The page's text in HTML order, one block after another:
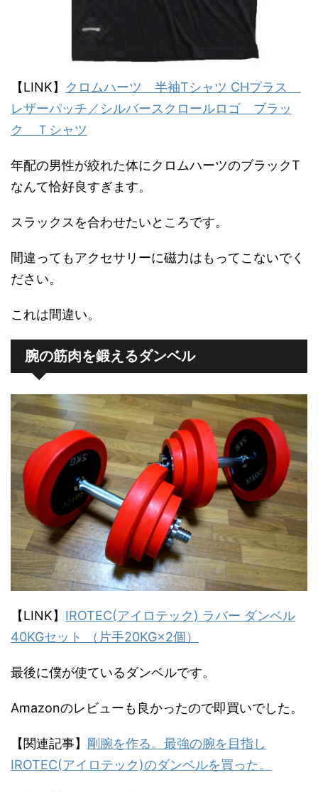
【LINK】 クロムハーツ 半袖Tシャツ CHプラス
レザーパッチ／シルバースクロールロゴ ブラッ
ク Ｔシャツ
年配の男性が絞れた体にクロムハーツのブラックT
なんて恰好良すぎます。
スラックスを合わせたいところです。
間違ってもアクセサリーに磁力はもってこないでく
ださい。
これは間違い。
腕の筋肉を鍛えるダンベル
【LINK】 IROTEC(アイロテック) ラバー ダンベル
40KGセット （片手20KG×2個）
最後に僕が使ているダンベルです。
Amazonのレビューも良かったので即買いでした。
【関連記事】 剛腕を作る。最強の腕を目指し
IROTEC(アイロテック)のダンベルを買った。